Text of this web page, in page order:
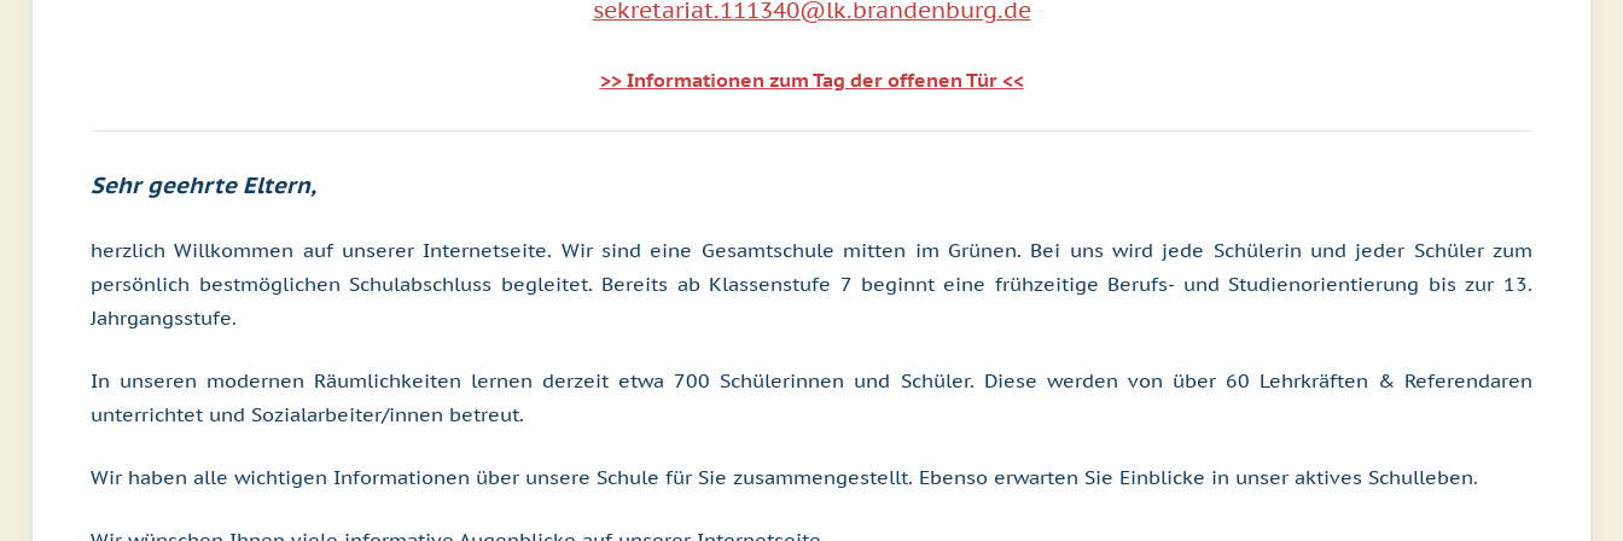
sekretariat.111340@lk.brandenburg.de
>> Informationen zum Tag der offenen Tür <<
Sehr geehrte Eltern,
herzlich Willkommen auf unserer Internetseite. Wir sind eine Gesamtschule mitten im Grünen. Bei uns wird jede Schülerin und jeder Schüler zum
persönlich bestmöglichen Schulabschluss begleitet. Bereits ab Klassenstufe 7 beginnt eine frühzeitige Berufs- und Studienorientierung bis zur 13.
Jahrgangsstufe.
In unseren modernen Räumlichkeiten lernen derzeit etwa 700 Schülerinnen und Schüler. Diese werden von über 60 Lehrkräften & Referendaren
unterrichtet und Sozialarbeiter/innen betreut.
Wir haben alle wichtigen Informationen über unsere Schule für Sie zusammengestellt. Ebenso erwarten Sie Einblicke in unser aktives Schulleben.